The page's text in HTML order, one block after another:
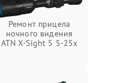
Ремонт прицела
ночного видения
ATN X-Sight 5 5-25x